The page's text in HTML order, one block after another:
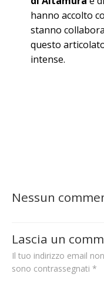
hanno accolto
stanno
questo
intense.
Nessun
Lascia un
Il tuo indirizzo email
sono contrassegnati *